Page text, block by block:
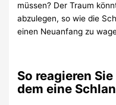
müssen? Der Traum
abzulegen, so wie die
einen Neuanfang zu
So reagieren
dem eine